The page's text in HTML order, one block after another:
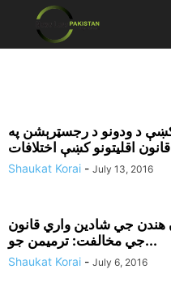
د ودونو د رجسټرېشن په
قانون اقليتونو کښې اختلافات
Shaukat Korai - July 13, 2016
هندن جي شادين واري قانون
جي مخالفت: ترميمن جو...
Shaukat Korai - July 6, 2016